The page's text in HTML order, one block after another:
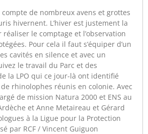
compte de nombreux avens et grottes
hivernent. L’hiver est justement la
le comptage et l’observation
Pour cela il faut s’équiper d’un
cavités en silence et avec un
le travail du Parc et des
la LPO qui ce jour-là ont identifié
rhinolophes réunis en colonie. Avec
de mission Natura 2000 et ENS au
et Anne Metaireau et Gérard
à la Ligue pour la Protection
par RCF / Vincent Guiguon